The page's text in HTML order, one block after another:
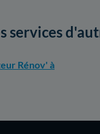
services
Rénov' à